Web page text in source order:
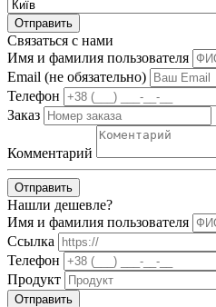
Отправить
Связаться с нами
Имя и фамилия пользователя
Email (не обязательно)
Телефон
Заказ
Комментарий
Отправить
Нашли дешевле?
Имя и фамилия пользователя
Ссылка
Телефон
Продукт
Отправить